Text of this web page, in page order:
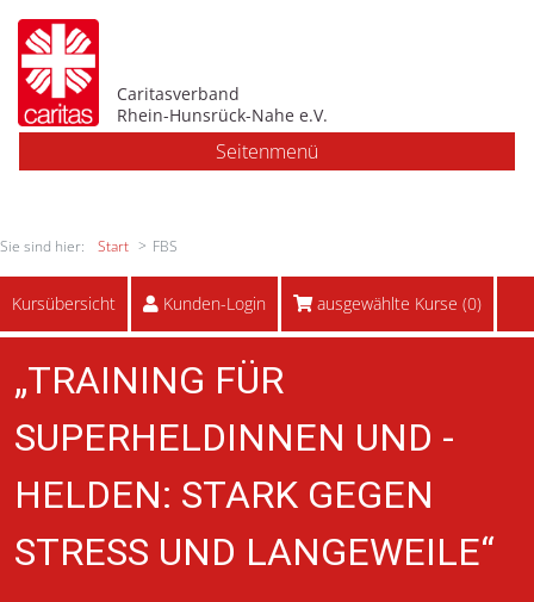
Caritasverband
Rhein-Hunsrück-Nahe e.V.
Seitenmenü
Sie sind hier: Start FBS
Kursübersicht Kunden-Login ausgewählte Kurse (0)
„TRAINING FÜR
SUPERHELDINNEN UND -
HELDEN: STARK GEGEN
STRESS UND LANGEWEILE“